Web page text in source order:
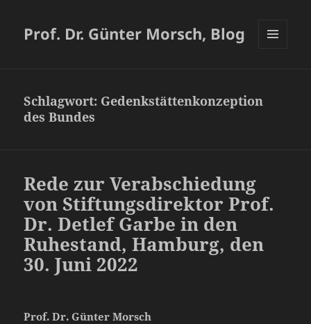
Prof. Dr. Günter Morsch, Blog
Schlagwort: Gedenkstättenkonzeption
des Bundes
Rede zur Verabschiedung
von Stiftungsdirektor Prof.
Dr. Detlef Garbe in den
Ruhestand, Hamburg, den
30. Juni 2022
Prof. Dr. Günter Morsch